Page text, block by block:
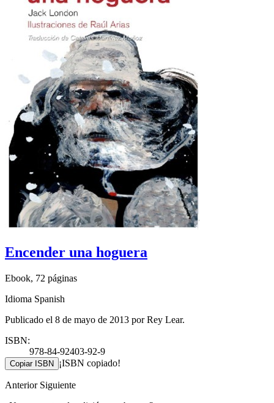
Encender una hoguera
Ebook, 72 páginas
Idioma Spanish
Publicado el 8 de mayo de 2013 por Rey Lear.
ISBN:
978-84-92403-92-9
Copiar ISBN ¡ISBN copiado!
Anterior Siguiente